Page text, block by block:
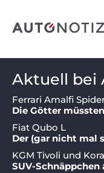
Aktuell bei
Ferrari Amalfi
Die Götter
Fiat Qubo L
Der (gar nicht mal
KGM Tivoli und
SUV-Schnäppchen